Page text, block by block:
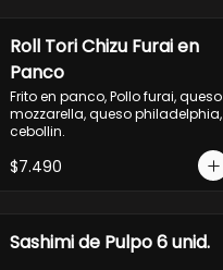
Roll Tori Chizu Furai en
Panco
Frito en panco, Pollo furai, queso
mozzarella, queso philadelphia,
cebollin.
$7.490
Sashimi de Pulpo 6 unid.